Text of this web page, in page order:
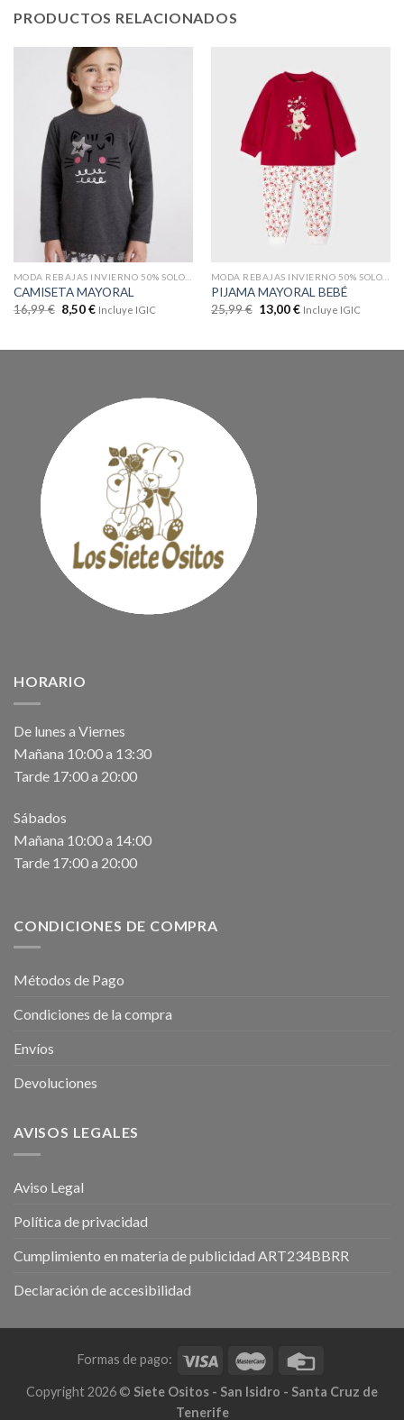
PRODUCTOS RELACIONADOS
CAMISETA MAYORAL
16,99€ 8,50€ Incluye IGIC
PIJAMA MAYORAL BEBÉ
25,99€ 13,00€ Incluye IGIC
HORARIO
De lunes a Viernes
Mañana 10:00 a 13:30
Tarde 17:00 a 20:00
Sábados
Mañana 10:00 a 14:00
Tarde 17:00 a 20:00
CONDICIONES DE COMPRA
Métodos de Pago
Condiciones de la compra
Envíos
Devoluciones
AVISOS LEGALES
Aviso Legal
Política de privacidad
Cumplimiento en materia de publicidad ART234BBRR
Declaración de accesibilidad
Formas de pago:
Copyright 2026 © Siete Ositos - San Isidro - Santa Cruz de
Tenerife